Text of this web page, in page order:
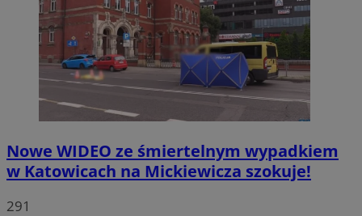
Nowe WIDEO ze śmiertelnym wypadkiem
w Katowicach na Mickiewicza szokuje!
291